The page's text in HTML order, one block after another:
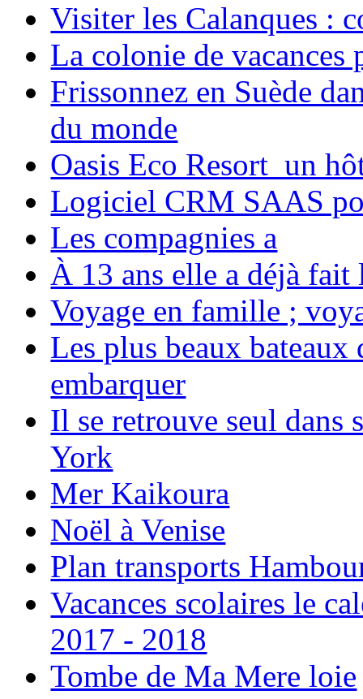
Visiter les Calanques :
La colonie de vacances
Frissonnez en Suède
du monde
Oasis Eco Resort un
Logiciel CRM SAAS
Les compagnies a
À 13 ans elle a déjà
Voyage en famille ;
Les plus beaux bateaux
embarquer
Il se retrouve seul dans
York
Mer Kaikoura
Noël à Venise
Plan transports
Vacances scolaires le
2017 - 2018
Tombe de Ma Mere loie